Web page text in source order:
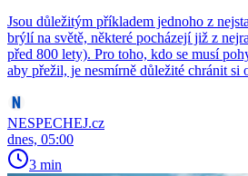
Jsou důležitým příkladem jednoho z
brýlí na světě, některé pocházejí již z
před 800 lety). Pro toho, kdo se musí
aby přežil, je nesmírně důležité chránit si
NESPECHEJ.cz
dnes, 05:00
3 min